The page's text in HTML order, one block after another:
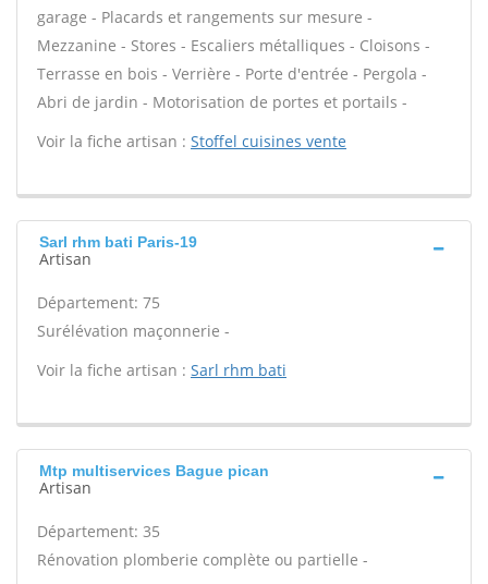
garage - Placards et rangements sur mesure -
Mezzanine - Stores - Escaliers métalliques - Cloisons -
Terrasse en bois - Verrière - Porte d'entrée - Pergola -
Abri de jardin - Motorisation de portes et portails -
Voir la fiche artisan : Stoffel cuisines vente
Sarl rhm bati Paris-19
Artisan
Département: 75
Surélévation maçonnerie -
Voir la fiche artisan : Sarl rhm bati
Mtp multiservices Bague pican
Artisan
Département: 35
Rénovation plomberie complète ou partielle -